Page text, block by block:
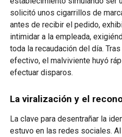
solicitó unos cigarrillos de
antes de recibir el pedido,
intimidar a la empleada,
toda la recaudación del día.
efectivo, el malviviente huyó
efectuar disparos.
La viralización y el
La clave para desentrañar la
estuvo en las redes sociales.